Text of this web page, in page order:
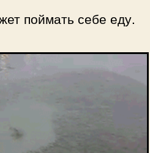
поймать себе еду.